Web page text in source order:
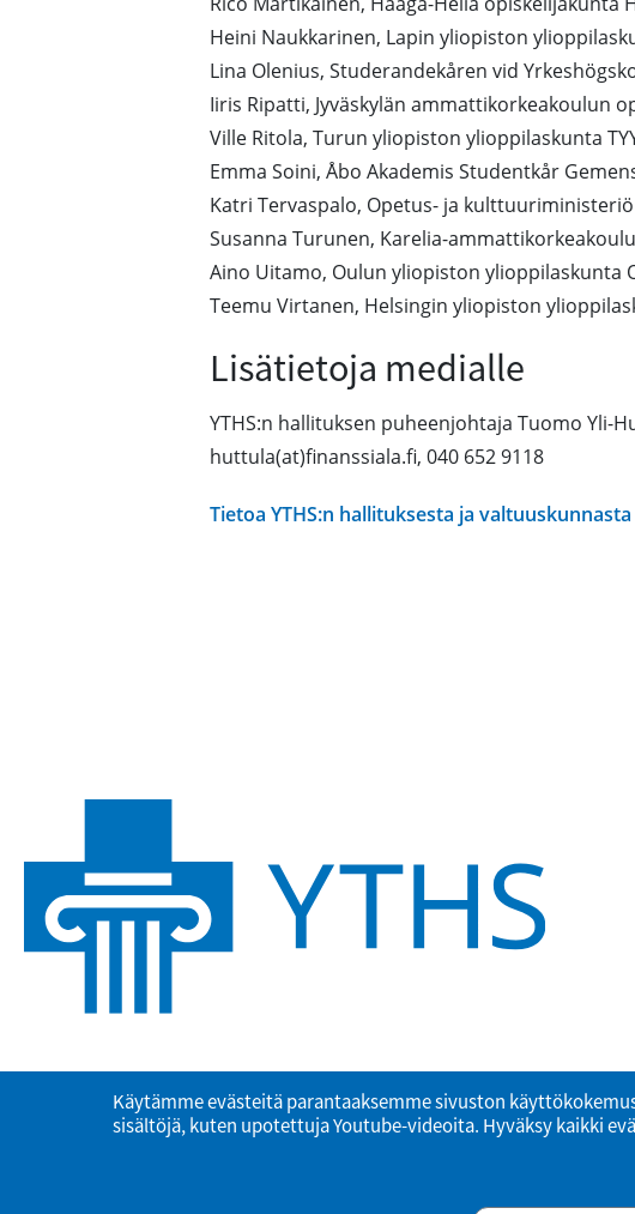
Heini Naukkarinen, Lapin yliopiston
Lina Olenius, Studerandekåren vid
Iiris Ripatti, Jyväskylän ammattikorkeakoulun
Ville Ritola, Turun yliopiston ylioppilaskunta
Emma Soini, Åbo Akademis Studentkår
Katri Tervaspalo, Opetus- ja kulttuuriministeriö
Susanna Turunen, Karelia-
Aino Uitamo, Oulun yliopiston ylioppilaskunta
Teemu Virtanen, Helsingin yliopiston
Lisätietoja medialle
YTHS:n hallituksen puheenjohtaja Tuomo Yli-
huttula(at)finanssiala.fi, 040 652 9118
Tietoa YTHS:n hallituksesta ja valtuuskunnasta
Käytämme evästeitä parantaaksemme sivuston
sisältöjä, kuten upotettuja Youtube-videoita. Hyväksy kaikki